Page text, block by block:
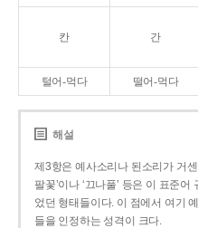
칸 간
털어-먹다 떨어-먹다
해설
제3항은 예사소리나 된소리가 거
팔꽃’이나 ‘끄나풀’ 등은 이 표준
었던 형태들이다. 이 점에서 여기
들을 인정하는 성격이 크다.